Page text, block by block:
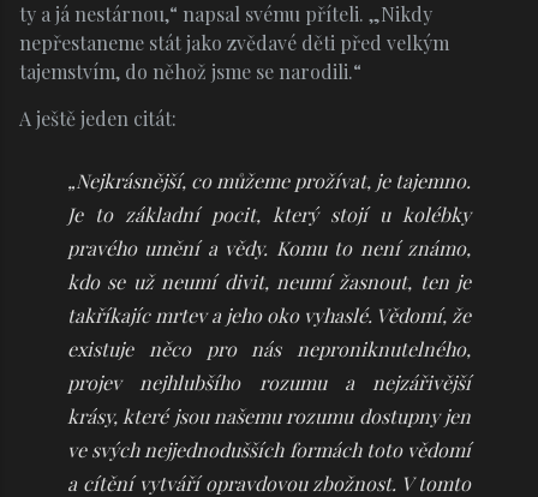
ty a já nestárnou,“ napsal svému příteli. „Nikdy
nepřestaneme stát jako zvědavé děti před velkým
tajemstvím, do něhož jsme se narodili.“
A ještě jeden citát:
„Nejkrásnější, co můžeme prožívat, je tajemno.
Je to základní pocit, který stojí u kolébky
pravého umění a vědy. Komu to není známo,
kdo se už neumí divit, neumí žasnout, ten je
takříkajíc mrtev a jeho oko vyhaslé. Vědomí, že
existuje něco pro nás neproniknutelného,
projev nejhlubšího rozumu a nejzářivější
krásy, které jsou našemu rozumu dostupny jen
ve svých nejjednodušších formách toto vědomí
a cítění vytváří opravdovou zbožnost. V tomto